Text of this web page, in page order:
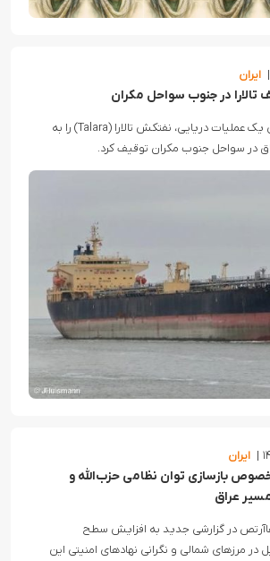
ایران
در جنوب سواحل مکران
نیروی دریایی سپاه طی یک عملیات دریایی، نفتکش تالارا (Talara) را به
در سواحل جنوب مکران توقیف کرد.
ایران
بازسازی توان نظامی حزب‌الله و
عراق
در گزارشی جدید به افزایش سطح
در مرزهای شمالی و نگرانی نهادهای امنیتی این